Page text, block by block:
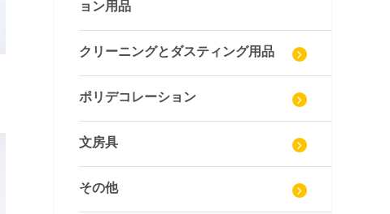
ョン用品
クリーニングとダスティング用品
ポリデコレーション
文房具
その他